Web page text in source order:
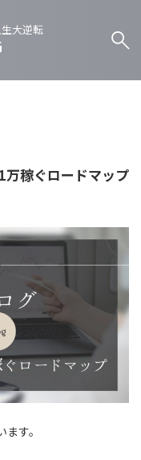
大逆転
万稼ぐロードマップ
す。